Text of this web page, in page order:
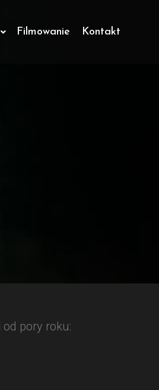
Filmowanie Kontakt
pory roku: